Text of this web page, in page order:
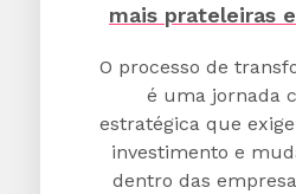
mais prateleiras
O processo de
é uma jornada
estratégica que
investimento e
dentro das